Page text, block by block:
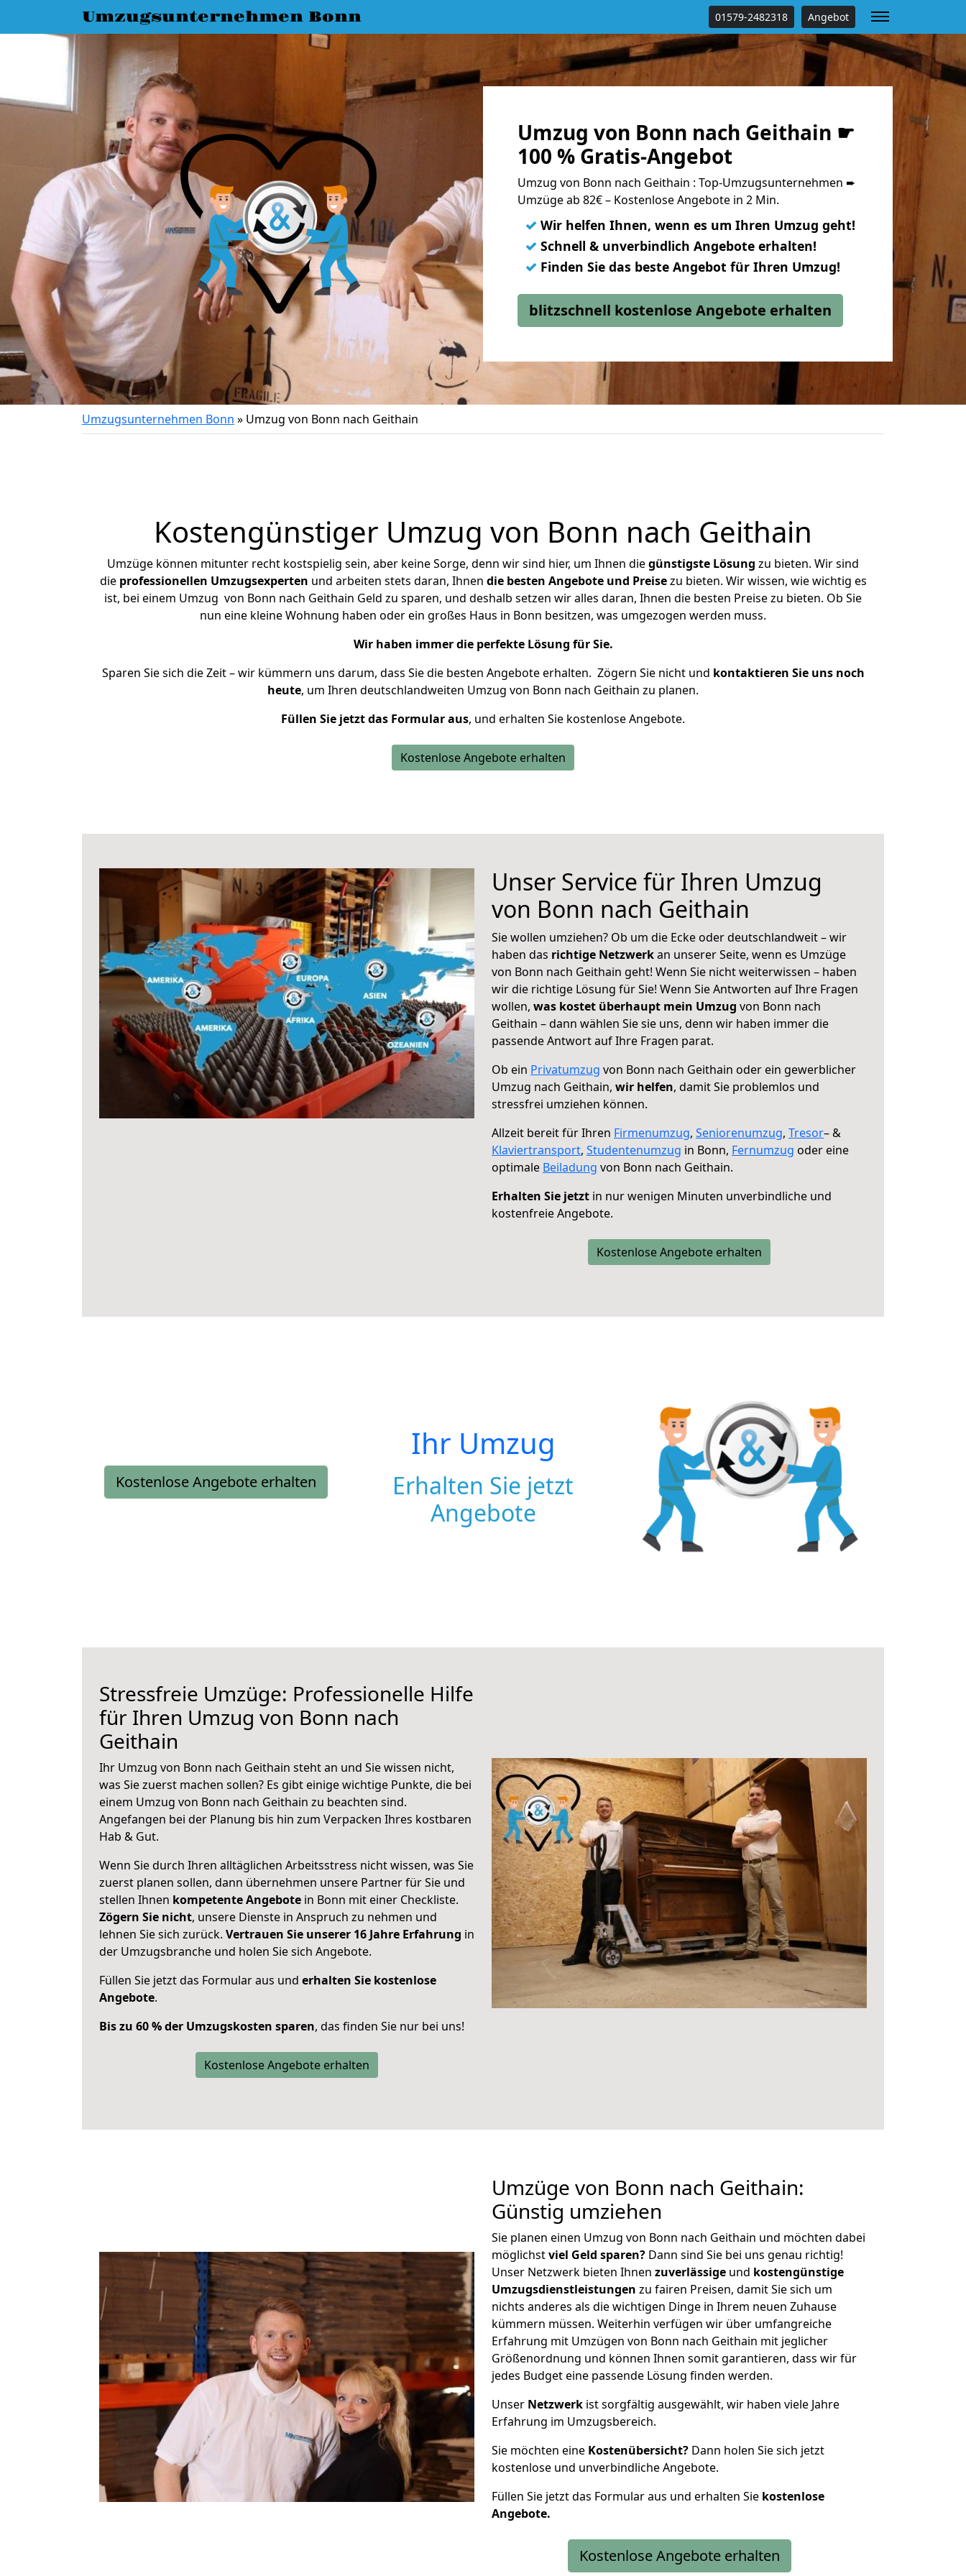
Umzugsunternehmen Bonn 01579-2482318 Angebot
Umzug von Bonn nach Geithain ☛
100 % Gratis-Angebot
Umzug von Bonn nach Geithain : Top-Umzugsunternehmen ➨
Umzüge ab 82€ – Kostenlose Angebote in 2 Min.
✓ Wir helfen Ihnen, wenn es um Ihren Umzug geht!
✓ Schnell & unverbindlich Angebote erhalten!
✓ Finden Sie das beste Angebot für Ihren Umzug!
blitzschnell kostenlose Angebote erhalten
Umzugsunternehmen Bonn » Umzug von Bonn nach Geithain
Kostengünstiger Umzug von Bonn nach Geithain
Umzüge können mitunter recht kostspielig sein, aber keine Sorge, denn wir sind hier, um Ihnen diegünstigste Lösung zu bieten. Wir sind
die professionellen Umzugsexperten und arbeiten stets daran, Ihnen die besten Angebote und Preisezu bieten. Wir wissen, wie wichtig es
ist, bei einem Umzug von Bonn nach Geithain Geld zu sparen, und deshalb setzen wir alles daran, Ihnen die besten Preise zu bieten. Ob Sie
nun eine kleine Wohnung haben oder ein großes Haus in Bonn besitzen, was umgezogen werden muss.
Wir haben immer die perfekte Lösung für Sie.
Sparen Sie sich die Zeit – wir kümmern uns darum, dass Sie die besten Angebote erhalten. Zögern Sie nicht und kontaktieren Sie uns noch
heute, um Ihren deutschlandweiten Umzug von Bonn nach Geithain zu planen.
Füllen Sie jetzt das Formular aus, und erhalten Sie kostenlose Angebote.
Kostenlose Angebote erhalten
Unser Service für Ihren Umzug
von Bonn nach Geithain
Sie wollen umziehen? Ob um die Ecke oder deutschlandweit – wir
haben das richtige Netzwerkan unserer Seite, wenn es Umzüge
von Bonn nach Geithain geht! Wenn Sie nicht weiterwissen – haben
wir die richtige Lösung für Sie! Wenn Sie Antworten auf Ihre Fragen
wollen, was kostet überhaupt mein Umzug von Bonn nach
Geithain – dann wählen Sie sie uns, denn wir haben immer die
passende Antwort auf Ihre Fragen parat.
Ob ein Privatumzug von Bonn nach Geithain oder ein gewerblicher
Umzug nach Geithain, wir helfen, damit Sie problemlos und
stressfrei umziehen können.
Allzeit bereit für Ihren Firmenumzug, Seniorenumzug, Tresor– &
Klaviertransport, Studentenumzug in Bonn, Fernumzug oder eine
optimale Beiladung von Bonn nach Geithain.
Erhalten Sie jetzt in nur wenigen Minuten unverbindliche und
kostenfreie Angebote.
Kostenlose Angebote erhalten
Kostenlose Angebote erhalten
Ihr Umzug
Erhalten Sie jetzt
Angebote
Stressfreie Umzüge: Professionelle Hilfe
für Ihren Umzug von Bonn nach
Geithain
Ihr Umzug von Bonn nach Geithain steht an und Sie wissen nicht,
was Sie zuerst machen sollen? Es gibt einige wichtige Punkte, die bei
einem Umzug von Bonn nach Geithain zu beachten sind.
Angefangen bei der Planung bis hin zum Verpacken Ihres kostbaren
Hab & Gut.
Wenn Sie durch Ihren alltäglichen Arbeitsstress nicht wissen, was Sie
zuerst planen sollen, dann übernehmen unsere Partner für Sie und
stellen Ihnen kompetente Angebote in Bonn mit einer Checkliste.
Zögern Sie nicht, unsere Dienste in Anspruch zu nehmen und
lehnen Sie sich zurück. Vertrauen Sie unserer 16 Jahre Erfahrung in
der Umzugsbranche und holen Sie sich Angebote.
Füllen Sie jetzt das Formular aus und erhalten Sie kostenlose
Angebote.
Bis zu 60 % der Umzugskosten sparen, das finden Sie nur bei uns!
Kostenlose Angebote erhalten
Umzüge von Bonn nach Geithain:
Günstig umziehen
Sie planen einen Umzug von Bonn nach Geithain und möchten dabei
möglichstviel Geld sparen? Dann sind Sie bei uns genau richtig!
Unser Netzwerk bieten Ihnen zuverlässige und kostengünstige
Umzugsdienstleistungen zu fairen Preisen, damit Sie sich um
nichts anderes als die wichtigen Dinge in Ihrem neuen Zuhause
kümmern müssen. Weiterhin verfügen wir über umfangreiche
Erfahrung mit Umzügen von Bonn nach Geithain mit jeglicher
Größenordnung und können Ihnen somit garantieren, dass wir für
jedes Budget eine passende Lösung finden werden.
Unser Netzwerk ist sorgfältig ausgewählt, wir haben viele Jahre
Erfahrung im Umzugsbereich.
Sie möchten eine Kostenübersicht? Dann holen Sie sich jetzt
kostenlose und unverbindliche Angebote.
Füllen Sie jetzt das Formular aus und erhalten Sie kostenlose
Angebote.
Kostenlose Angebote erhalten